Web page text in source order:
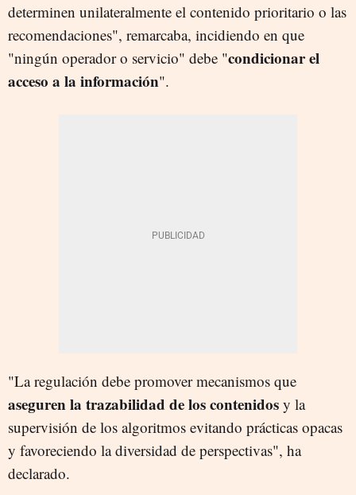
determinen unilateralmente el contenido prioritario o las
recomendaciones", remarcaba, incidiendo en que
"ningún operador o servicio" debe "condicionar el
acceso a la información".
"La regulación debe promover mecanismos que
aseguren la trazabilidad de los contenidos y la
supervisión de los algoritmos evitando prácticas opacas
y favoreciendo la diversidad de perspectivas", ha
declarado.